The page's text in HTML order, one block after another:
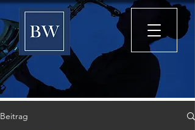
Beitrag